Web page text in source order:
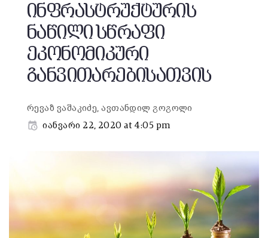
ინფრასტრუქტურის
ნაწილი სწრაფი
ეკონომიკური
განვითარებისათვის
რევაზ ვაშაკიძე, ავთანდილ გოგოლი
იანვარი 22, 2020 at 4:05 pm